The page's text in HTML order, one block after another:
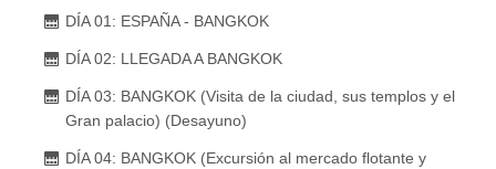
DÍA 01: ESPAÑA - BANGKOK
DÍA 02: LLEGADA A BANGKOK
DÍA 03: BANGKOK (Visita de la ciudad, sus templos y el
Gran palacio) (Desayuno)
DÍA 04: BANGKOK (Excursión al mercado flotante y